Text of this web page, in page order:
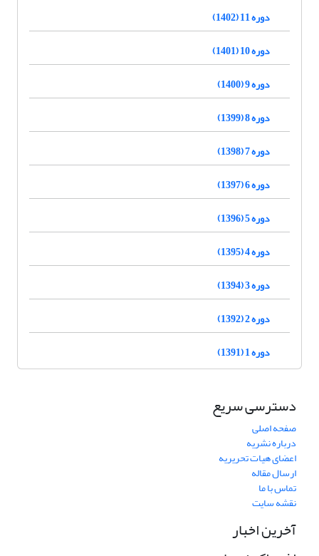
دوره 11 (1402)
دوره 10 (1401)
دوره 9 (1400)
دوره 8 (1399)
دوره 7 (1398)
دوره 6 (1397)
دوره 5 (1396)
دوره 4 (1395)
دوره 3 (1394)
دوره 2 (1392)
دوره 1 (1391)
دسترسی سریع
صفحه اصلی
درباره نشریه
اعضای هیات تحریریه
ارسال مقاله
تماس با ما
نقشه سایت
آخرین اخبار